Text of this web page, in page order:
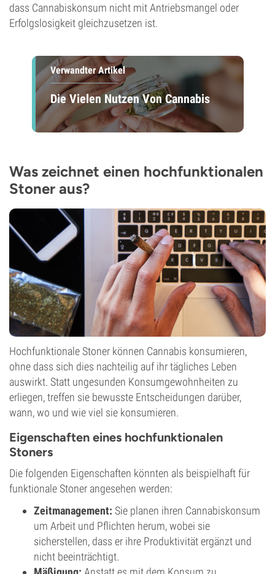
dass Cannabiskonsum nicht mit Antriebsmangel oder
Erfolgslosigkeit gleichzusetzen ist.
Verwandter Artikel
Die Vielen Nutzen Von Cannabis
Was zeichnet einen hochfunktionalen
Stoner aus?
Hochfunktionale Stoner können Cannabis konsumieren,
ohne dass sich dies nachteilig auf ihr tägliches Leben
auswirkt. Statt ungesunden Konsumgewohnheiten zu
erliegen, treffen sie bewusste Entscheidungen darüber,
wann, wo und wie viel sie konsumieren.
Eigenschaften eines hochfunktionalen
Stoners
Die folgenden Eigenschaften könnten als beispielhaft für
funktionale Stoner angesehen werden:
Zeitmanagement: Sie planen ihren Cannabiskonsum
um Arbeit und Pflichten herum, wobei sie
sicherstellen, dass er ihre Produktivität ergänzt und
nicht beeinträchtigt.